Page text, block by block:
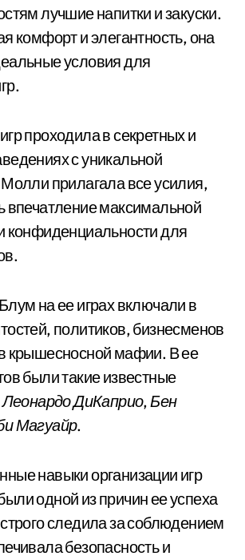
лучшие напитки и закуски.
комфорт и элегантность, она
условия для
проходила в секретных и
с уникальной
прилагала все усилия,
впечатление максимальной
конфиденциальности для
на ее играх включали в
политиков, бизнесменов
крышесносной мафии. В ее
были такие известные
Леонардо ДиКаприо,Бен
Магуайр.
навыки организации игр
одной из причин ее успеха
следила за соблюдением
безопасность и